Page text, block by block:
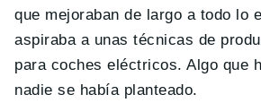
que mejoraban de largo a todo lo
aspiraba a unas técnicas de
para coches eléctricos. Algo que
nadie se había planteado.